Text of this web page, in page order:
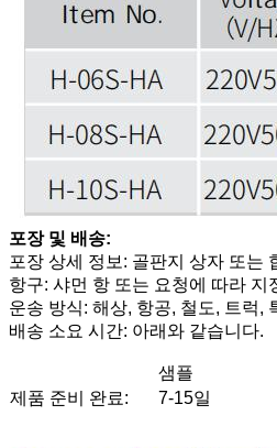
포장 및 배송:
포장 상세 정보: 골판지 상자 또는
항구: 샤먼 항 또는 요청에 따라 지
운송 방식: 해상, 항공, 철도, 트럭,
배송 소요 시간: 아래와 같습니다.
샘플
제품 준비 완료:
7-15일